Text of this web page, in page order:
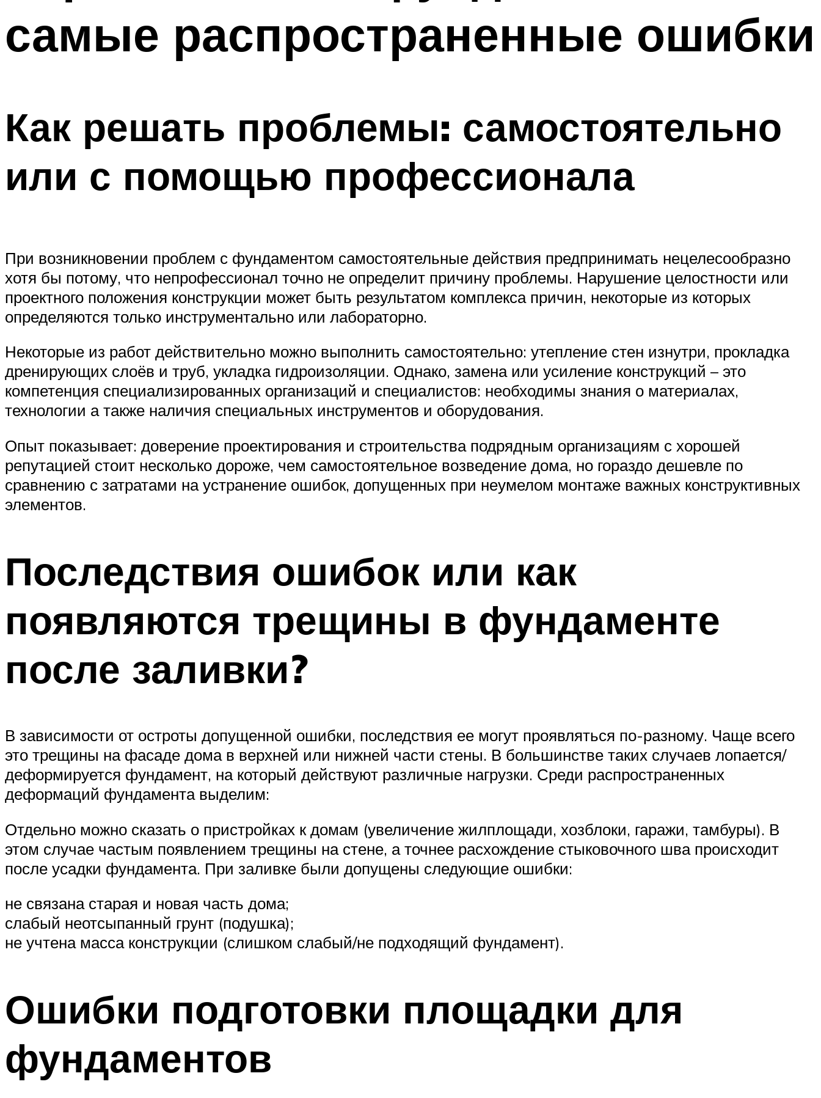
самые распространенные ошибки
Как решать проблемы: самостоятельно
или с помощью профессионала
При возникновении проблем с фундаментом самостоятельные действия предпринимать нецелесообразно
хотя бы потому, что непрофессионал точно не определит причину проблемы. Нарушение целостности или
проектного положения конструкции может быть результатом комплекса причин, некоторые из которых
определяются только инструментально или лабораторно.
Некоторые из работ действительно можно выполнить самостоятельно: утепление стен изнутри, прокладка
дренирующих слоёв и труб, укладка гидроизоляции. Однако, замена или усиление конструкций – это
компетенция специализированных организаций и специалистов: необходимы знания о материалах,
технологии а также наличия специальных инструментов и оборудования.
Опыт показывает: доверение проектирования и строительства подрядным организациям с хорошей
репутацией стоит несколько дороже, чем самостоятельное возведение дома, но гораздо дешевле по
сравнению с затратами на устранение ошибок, допущенных при неумелом монтаже важных конструктивных
элементов.
Последствия ошибок или как
появляются трещины в фундаменте
после заливки?
В зависимости от остроты допущенной ошибки, последствия ее могут проявляться по-разному. Чаще всего
это трещины на фасаде дома в верхней или нижней части стены. В большинстве таких случаев лопается/
деформируется фундамент, на который действуют различные нагрузки. Среди распространенных
деформаций фундамента выделим:
Отдельно можно сказать о пристройках к домам (увеличение жилплощади, хозблоки, гаражи, тамбуры). В
этом случае частым появлением трещины на стене, а точнее расхождение стыковочного шва происходит
после усадки фундамента. При заливке были допущены следующие ошибки:
не связана старая и новая часть дома;
слабый неотсыпанный грунт (подушка);
не учтена масса конструкции (слишком слабый/не подходящий фундамент).
Ошибки подготовки площадки для
фундаментов